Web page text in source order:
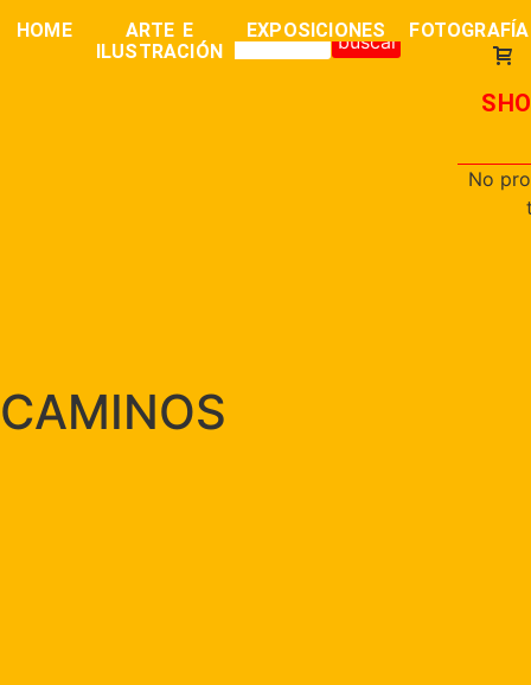
HOME
ARTE E
ILUSTRACIÓN
EXPOSICIONES FOTOGRAFÍA
buscar
0,00€
No
CAMINOS